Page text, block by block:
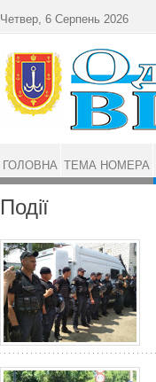
Події
Четвер, 6 Серпень 2026
ГОЛОВНА ТЕМА НОМЕРА